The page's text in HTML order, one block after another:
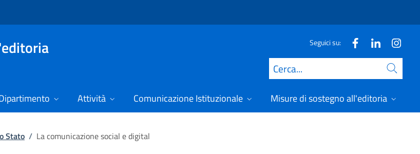
Seguici su:
Cerca
Attività Comunicazione Istituzionale Misure di sostegno all'editoria
Stato / La comunicazione social e digital